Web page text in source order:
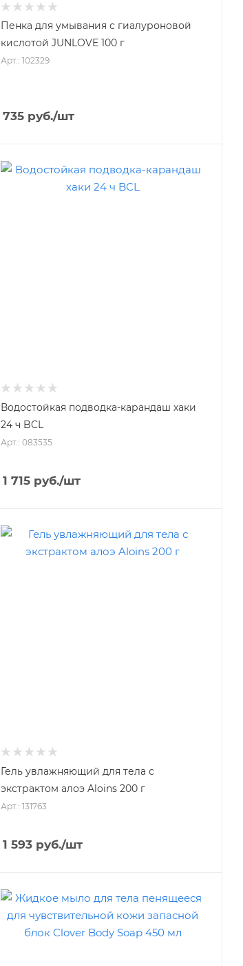
Пенка для умывания с гиалуроновой
кислотой JUNLOVE 100 г
Арт.: 102329
735руб./шт
Водостойкая подводка-карандаш хаки
24 ч BCL
Арт.: 083535
1 715руб./шт
Гель увлажняющий для тела с
экстрактом алоэ Aloins 200 г
Арт.: 131763
1 593руб./шт